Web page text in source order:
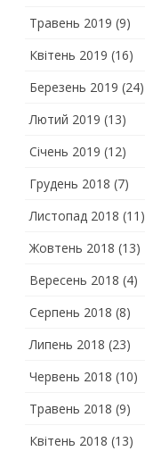
Травень 2019 (9)
Квітень 2019 (16)
Березень 2019 (24)
Лютий 2019 (13)
Січень 2019 (12)
Грудень 2018 (7)
Листопад 2018 (11)
Жовтень 2018 (13)
Вересень 2018 (4)
Серпень 2018 (8)
Липень 2018 (23)
Червень 2018 (10)
Травень 2018 (9)
Квітень 2018 (13)